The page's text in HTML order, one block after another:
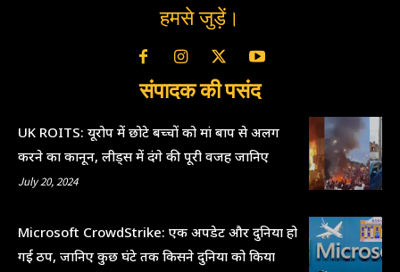
हमसे जुड़ें।
संपादक की पसंद
UK ROITS: यूरोप में छोटे बच्चों को मां बाप से अलग
करने का कानून, लीड्स में दंगे की पूरी वजह जानिए
July 20, 2024
Microsoft CrowdStrike: एक अपडेट और दुनिया हो
गई ठप, जानिए कुछ घंटे तक किसने दुनिया को किया